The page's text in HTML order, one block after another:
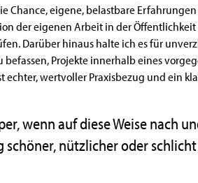
Chance, eigene, belastbare
der eigenen Arbeit in der
Darüber hinaus halte ich es für
Projekte innerhalb eines
echter, wertvoller Praxisbezug und ein
wenn auf diese Weise nach
nützlicher oder